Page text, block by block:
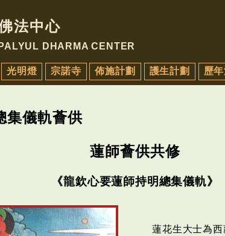
法中心
DHARMA CENTER
光明燈 宗諾寺 佈施計劃 護生計劃 歷
集儀軌薈供
蓮師薈供共修
《龍欽心要蓮師持明總集儀軌》
蓮花生大士為